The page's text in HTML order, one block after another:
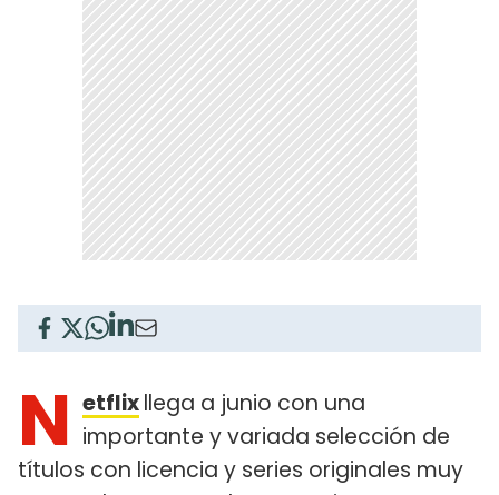
N etflixllega a junio con una
importante y variada selección de
títulos con licencia y series originales muy